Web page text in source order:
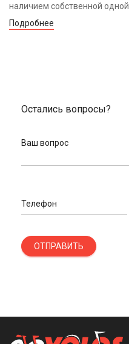
наличием собственной
Подробнее
Остались вопросы?
Ваш вопрос
Телефон
ОТПРАВИТЬ